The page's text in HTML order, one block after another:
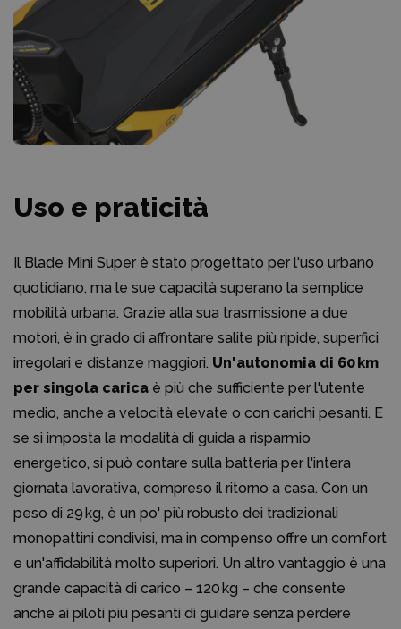
Uso e praticità
Il Blade Mini Super è stato progettato per l'uso urbano
quotidiano, ma le sue capacità superano la semplice
mobilità urbana. Grazie alla sua trasmissione a due
motori, è in grado di affrontare salite più ripide, superfici
irregolari e distanze maggiori. Un'autonomia di 60 km
per singola carica è più che sufficiente per l'utente
medio, anche a velocità elevate o con carichi pesanti. E
se si imposta la modalità di guida a risparmio
energetico, si può contare sulla batteria per l'intera
giornata lavorativa, compreso il ritorno a casa. Con un
peso di 29 kg, è un po' più robusto dei tradizionali
monopattini condivisi, ma in compenso offre un comfort
e un'affidabilità molto superiori. Un altro vantaggio è una
grande capacità di carico – 120 kg – che consente
anche ai piloti più pesanti di guidare senza perdere